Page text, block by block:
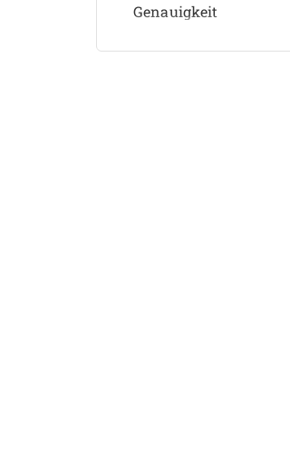
Genauigkeit
Verwaltungsaufgaben